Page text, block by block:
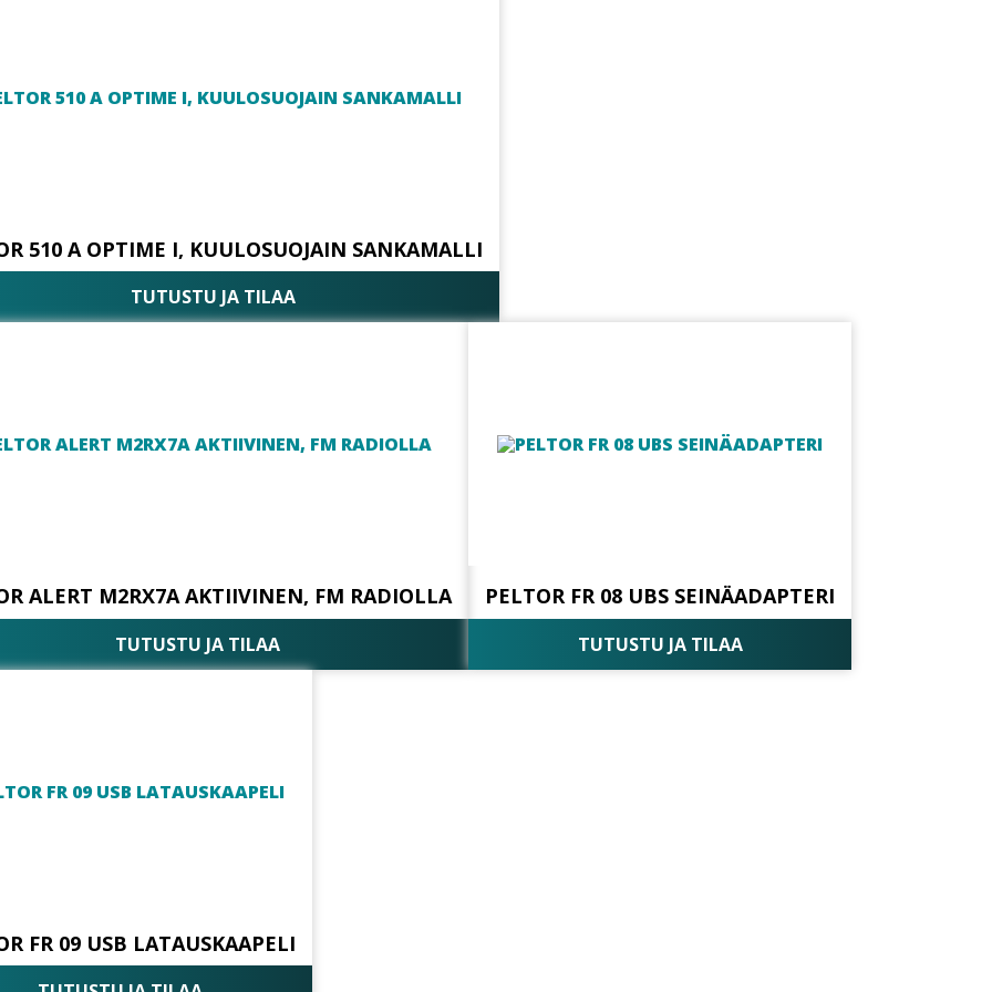
510 A OPTIME I, KUULOSUOJAIN SANKAMALLI
TUTUSTU JA TILAA
ALERT M2RX7A AKTIIVINEN, FM RADIOLLA
TUTUSTU JA TILAA
PELTOR FR 08 UBS SEINÄADAPTERI
TUTUSTU JA TILAA
FR 09 USB LATAUSKAAPELI